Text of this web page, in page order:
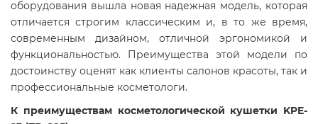
оборудования вышла новая надежная модель, которая
отличается строгим классическим и, в то же время,
современным дизайном, отличной эргономикой и
функциональностью. Преимущества этой модели по
достоинству оценят как клиенты салонов красоты, так и
профессиональные косметологи.
К преимуществам косметологической кушетки KPE-